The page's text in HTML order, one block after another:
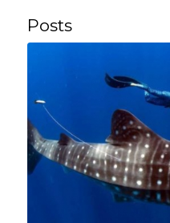
Posts